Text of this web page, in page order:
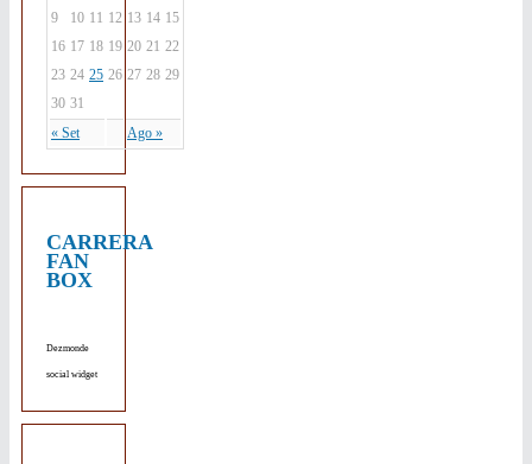
« Set Ago »
9
10 11 12 13 14 15
16 17 18 19 20 21 22
23 24 25 26 27 28 29
30 31
CARRERA
FAN
BOX
Dezmonde
social widget